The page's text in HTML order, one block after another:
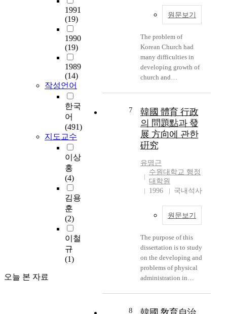
1991
(19)
1990
(19)
1989
(14)
작성언어
한국
어
(491)
지도교수
이상
홍
(4)
김용
훈
(2)
이철
규
(1)
오늘 본 자료
knowledge and so the
a tendency to maintain
rather than to serve the
local people. 7) The
personnels and experts
performance of affairs
is not proper. 8) Too
much load on the front
welfare officials. 9)
the country
government and the
local self-government
are not clear. To
overcome those
problems and carry out
the welfare affairs
efficiently, this study
suggests the following
alternatives. 1) We
establish social
welfare offices which
function to private
5 concludes with
results and proposes
the limits of this
research and
recommendations for
further research.
accomodating 1.5
million aiming at
2011. Based on this
research, I reviews
where she was in the
process of
development and what
problems are therein
and proposes
categories and the
roles of local
Finally, local
autonomy will be
settled in 21 century
with many trial and
error. this will have
diversity of locality to
populations to have
work. Furthermore, he
should grasp primary
factors of all the
discord in a church
and solve them out
properly. Thirdly, the
leadership of a pastor
is symbolized as Jesus
and service. It seems to
me that this biblical
and the most idealistic
leadership. General
leadership is consisted
democratic or
noninterfering one,
which os difficult to
good or bad because
of its own merits and
pastor should develop
and learn various style
of his leadership in
order to have
competence to cope
study, that a pastor
Third, The matter of
institution. There are
the lack of institution
and the lack of chance
of institution use
following in opening.
Fourth, The matter of
leader. The matter of
leader quality is one of
the difficult things
that physical culturist
have. The
administration of
physical education
resulted in requiring
above the matter is
following: First, The
plan of improvement
in recognition
structure. The
government prove the
recognition about
physical education
promote pan-national
promoting physical
function which take
Therefore, this study is
the freedom of
information system.
The freedom of
informationis related
with a Government
Information, Computer
Technology and Use
Technic and so on.
The contentof this
study is as follows :
Chapter I, The
introductory elements
of this study : the
purpose, scope and
II, The wide range of
elaborated and
suggested. Chapter III,
theoretical issuse
of Information system
원문보기
The problem of
Korean Church had
many difficulties in
developing growth of
church and
power. This problem
was not poverty of
human and mental. We
can think the methods
which are organized
system of church and
administrative
organization by a
religious order as
church administration,
acquisition of
knowledge concerning
on church
administration. And it
is necessary for the
administration and
7
韓國 體育 行政
의 問題點과 發
展 方向에 관한
硏究
유명근
수원대학교 행정
대학원
1996
국내석사
원문보기
The purpose of this
dissertation is to study
on the developing and
problems of physical
administration in
administration
8